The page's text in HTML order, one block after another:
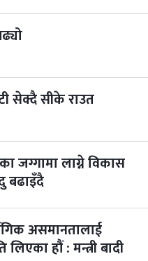
सेक्दै सीके राउत
जग्गामा लाग्ने विकास
बढाइँदै
असमानतालाई
लिएका हौं : मन्त्री बादी